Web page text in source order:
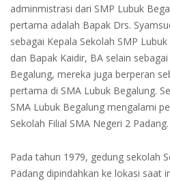
adminmistrasi dari SMP Lubuk
pertama adalah Bapak Drs.
sebagai Kepala Sekolah SMP
dan Bapak Kaidir, BA selain
Begalung, mereka juga berperan
pertama di SMA Lubuk Begalung.
SMA Lubuk Begalung mengalami
Sekolah Filial SMA Negeri 2 Padang.
Pada tahun 1979, gedung sekolah
Padang dipindahkan ke lokasi saat